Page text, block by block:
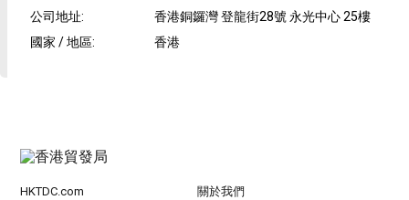
公司地址:
香港銅鑼灣 登龍街28號 永光中心 25樓
國家 / 地區: 香港
HKTDC.com 關於我們